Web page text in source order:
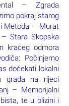
– Zgrada
pokraj starog
Metoda – Murat
Stara Skopska
kraćeg odmora
Počinjemo
dočekati lokalni
grada na rijeci
– Memorijalni
te u blizini i